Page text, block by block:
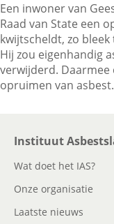
Een inwoner van
Raad van State een
kwijtscheldt, zo
Hij zou eigenhandig
verwijderd.
opruimen van asbest.
Instituut
Wat doet het IAS?
Onze organisatie
Laatste nieuws